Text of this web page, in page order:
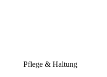
Pflege & Haltung